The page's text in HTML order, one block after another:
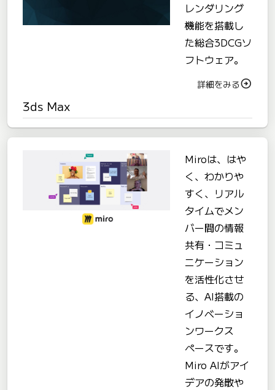
レンダリング
機能を搭載し
た総合3DCGソ
フトウェア。
詳細をみる
3ds Max
Miroは、はや
く、わかりや
すく、リアル
タイムでメン
バー間の情報
共有・コミュ
ニケーション
を活性化させ
る、AI搭載の
イノベーショ
ンワークス
ペースです。
Miro AIがアイ
デアの発散や